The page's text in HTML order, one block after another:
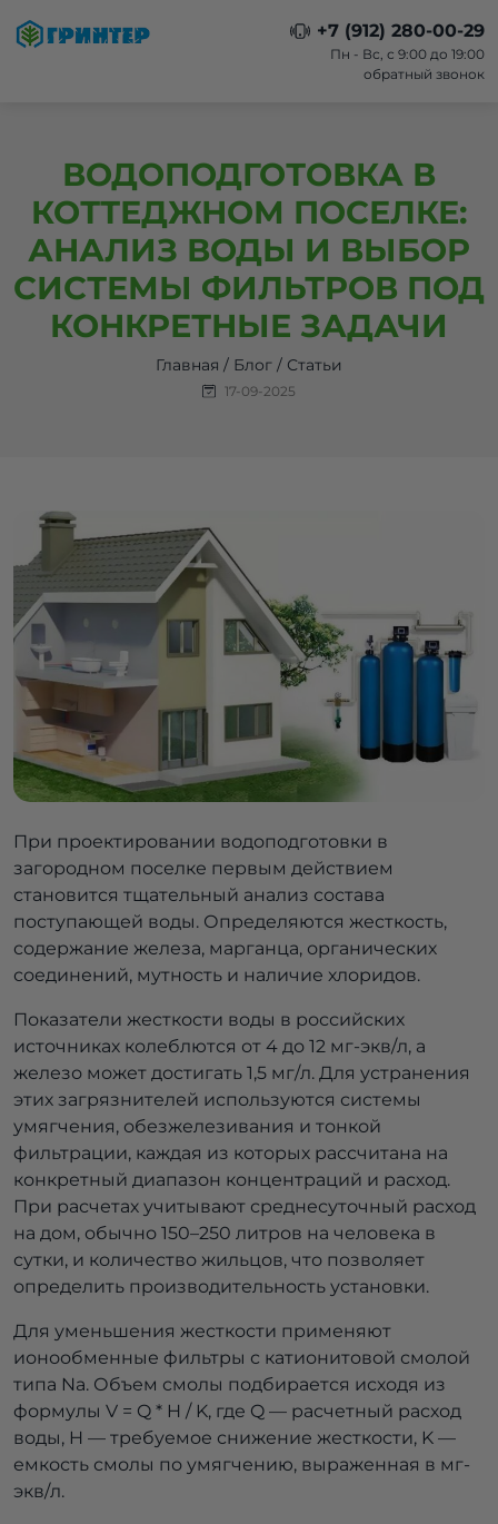
+7 (912) 280-00-29
Пн - Вс, с 9:00 до 19:00
обратный звонок
ВОДОПОДГОТОВКА В
КОТТЕДЖНОМ ПОСЕЛКЕ:
АНАЛИЗ ВОДЫ И ВЫБОР
СИСТЕМЫ ФИЛЬТРОВ ПОД
КОНКРЕТНЫЕ ЗАДАЧИ
Главная / Блог / Статьи
17-09-2025
При проектировании водоподготовки в
загородном поселке первым действием
становится тщательный анализ состава
поступающей воды. Определяются жесткость,
содержание железа, марганца, органических
соединений, мутность и наличие хлоридов.
Показатели жесткости воды в российских
источниках колеблются от 4 до 12 мг-экв/л, а
железо может достигать 1,5 мг/л. Для устранения
этих загрязнителей используются системы
умягчения, обезжелезивания и тонкой
фильтрации, каждая из которых рассчитана на
конкретный диапазон концентраций и расход.
При расчетах учитывают среднесуточный расход
на дом, обычно 150–250 литров на человека в
сутки, и количество жильцов, что позволяет
определить производительность установки.
Для уменьшения жесткости применяют
ионообменные фильтры с катионитовой смолой
типа Na. Объем смолы подбирается исходя из
формулы V = Q * H / K, где Q — расчетный расход
воды, H — требуемое снижение жесткости, K —
емкость смолы по умягчению, выраженная в мг-
экв/л.